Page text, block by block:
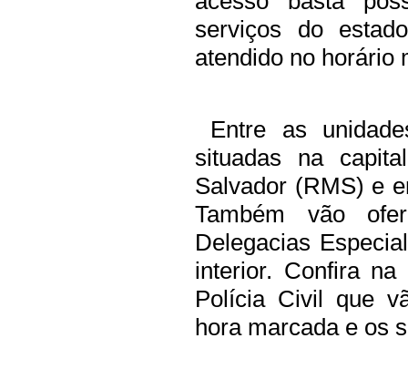
serviços do
atendido no horário
Entre as
situadas na
Salvador (RMS) e
Também vão
Delegacias
interior. Confira
Polícia Civil que
hora marcada e os